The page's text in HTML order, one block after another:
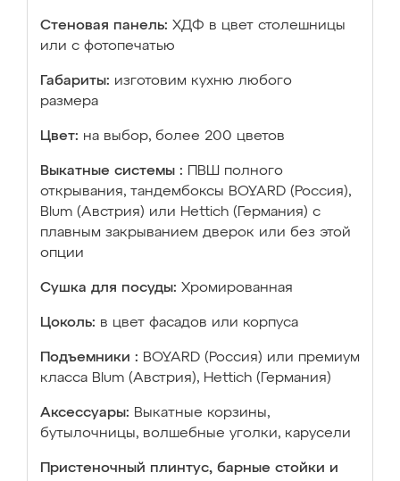
Стеновая панель: ХДФ в цвет столешницы
или с фотопечатью
Габариты: изготовим кухню любого
размера
Цвет: на выбор, более 200 цветов
Выкатные системы :
ПВШ полного
открывания, тандембоксы BOYARD (Россия),
Blum (Австрия) или Hettich (Германия) с
плавным закрыванием дверок или без этой
опции
Сушка для посуды: Хромированная
Цоколь: в цвет фасадов или корпуса
Подъемники : BOYARD (Россия) или премиум
класса Blum (Австрия), Hettich (Германия)
Аксессуары: Выкатные корзины,
бутылочницы, волшебные уголки, карусели
Пристеночный плинтус, барные стойки и